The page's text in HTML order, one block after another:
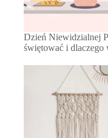
Dzień Niewidzialnej
świętować i dlaczego